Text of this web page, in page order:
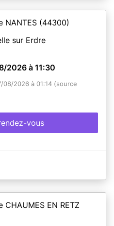
NANTES (44300)
sur Erdre
2026 à 11:30
08/2026 à 01:14 (source
vous
CHAUMES EN RETZ